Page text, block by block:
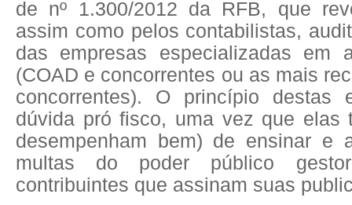
de nº 1.300/2012 da RFB, que
assim como pelos contabilistas,
das empresas especializadas em
(COAD e concorrentes ou as mais
concorrentes). O princípio destas
dúvida pró fisco, uma vez que elas
desempenham bem) de ensinar e
multas do poder público
contribuintes que assinam suas